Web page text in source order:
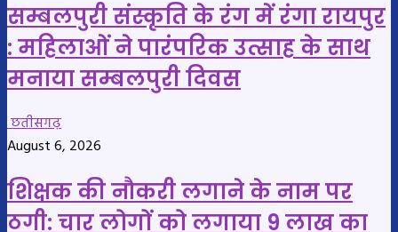
सम्बलपुरी संस्कृति के रंग में रंगा रायपुर
: महिलाओं ने पारंपरिक उत्साह के साथ
मनाया सम्बलपुरी दिवस
छतीसगढ़
August 6, 2026
शिक्षक की नौकरी लगाने के नाम पर
ठगी: चार लोगों को लगाया 9 लाख का